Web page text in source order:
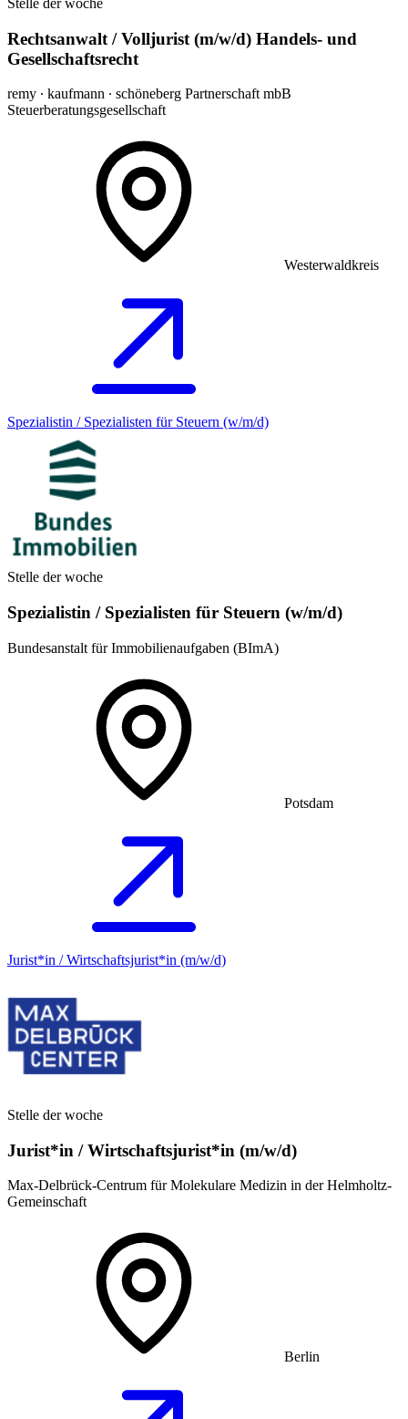
Stelle der woche
Rechtsanwalt / Volljurist (m/w/d) Handels- und
Gesellschaftsrecht
remy ∙ kaufmann ∙ schöneberg Partnerschaft mbB
Steuerberatungsgesellschaft
Westerwaldkreis
Spezialistin / Spezialisten für Steuern (w/m/d)
Stelle der woche
Spezialistin / Spezialisten für Steuern (w/m/d)
Bundesanstalt für Immobilienaufgaben (BImA)
Potsdam
Jurist*in / Wirtschafts­jurist*in (m/w/d)
Stelle der woche
Jurist*in / Wirtschafts­jurist*in (m/w/d)
Max-Delbrück-Centrum für Molekulare Medizin in der Helmholtz-
Gemeinschaft
Berlin